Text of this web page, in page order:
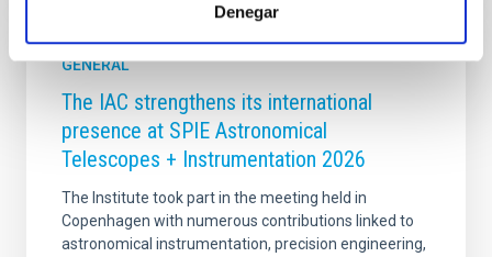
Denegar
GENERAL
The IAC strengthens its international
presence at SPIE Astronomical
Telescopes + Instrumentation 2026
The Institute took part in the meeting held in
Copenhagen with numerous contributions linked to
astronomical instrumentation, precision engineering,